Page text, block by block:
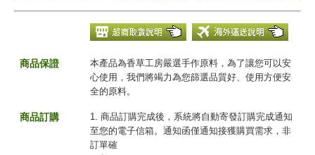
商品保證
本產品為香草工房嚴選手作原料，為了讓您可以安
心使用，我們將竭力為您篩選品質好、使用方便安
全的原料。
商品訂購
1. 商品訂購完成後，系統將自動寄發訂購完成通知
至您的電子信箱。通知函僅通知接獲購買需求，非
訂單確